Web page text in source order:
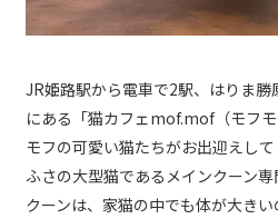
JR姫路駅から電車で2駅、はりま
にある「猫カフェmof.mof（モフ
モフの可愛い猫たちがお出迎えし
ふさの大型猫であるメインクーン
クーンは、家猫の中でも体が大き